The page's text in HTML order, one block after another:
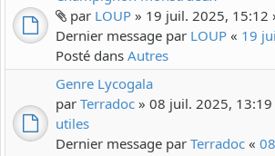
par LOUP » 19 juil. 2025, 15:12
Dernier message par LOUP « 19
Posté dans Autres
Genre Lycogala
par Terradoc » 08 juil. 2025, 13:19
utiles
Dernier message par Terradoc «